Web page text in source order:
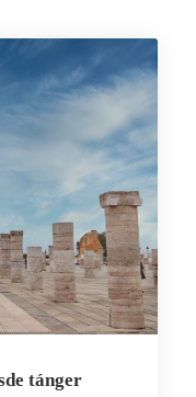
tánger